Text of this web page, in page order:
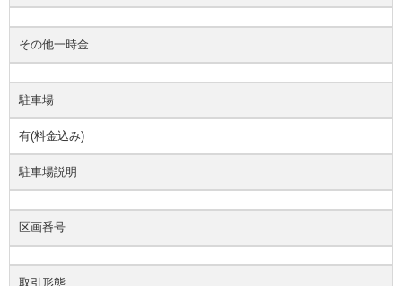
その他一時金
駐車場
有(料金込み)
駐車場説明
区画番号
取引形態